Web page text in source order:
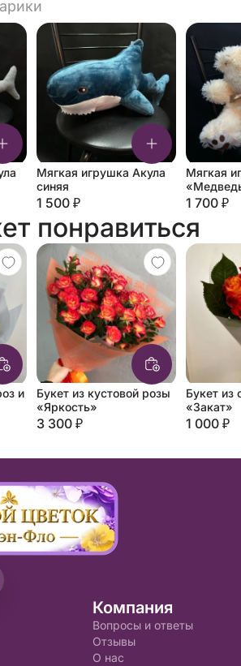
Мягкая игрушка Акула
синяя
1 500 ₽
Мягкая
1 700 ₽
понравиться
и
Букет из кустовой розы
«Яркость»
3 300 ₽
Букет из
«Закат»
1 000 ₽
Компания
Вопросы и ответы
Отзывы
О нас